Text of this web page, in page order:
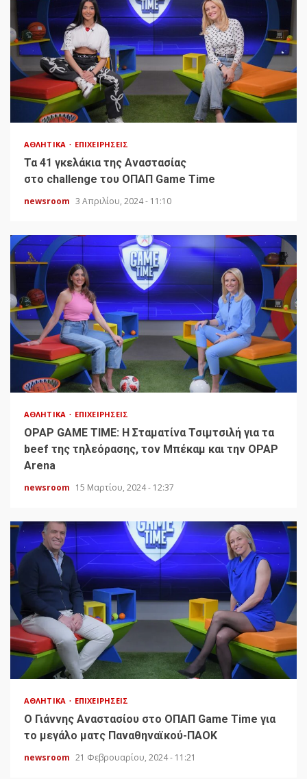
ΑΘΛΗΤΙΚΆ ΕΠΙΧΕΙΡΉΣΕΙΣ
Τα 41 γκελάκια της Αναστασίας
στο challenge του ΟΠΑΠ Game Time
newsroom 3 Απριλίου, 2024 - 11:10
ΑΘΛΗΤΙΚΆ ΕΠΙΧΕΙΡΉΣΕΙΣ
OPAP GAME TIME: Η Σταματίνα Τσιμτσιλή για τα
beef της τηλεόρασης, τον Μπέκαμ και την OPAP
Arena
newsroom 15 Μαρτίου, 2024 - 12:37
ΑΘΛΗΤΙΚΆ ΕΠΙΧΕΙΡΉΣΕΙΣ
O Γιάννης Αναστασίου στο ΟΠΑΠ Game Time για
το μεγάλο ματς Παναθηναϊκού-ΠΑΟΚ
newsroom 21 Φεβρουαρίου, 2024 - 11:21